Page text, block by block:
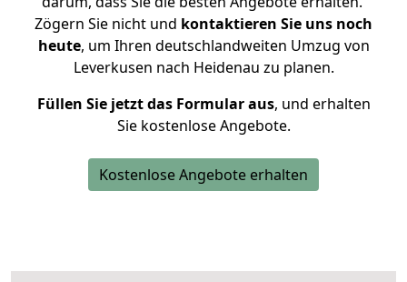
Zögern Sie nicht und kontaktieren Sie uns noch
heute, um Ihren deutschlandweiten Umzug von
Leverkusen nach Heidenau zu planen.
Füllen Sie jetzt das Formular aus, und erhalten
Sie kostenlose Angebote.
Kostenlose Angebote erhalten